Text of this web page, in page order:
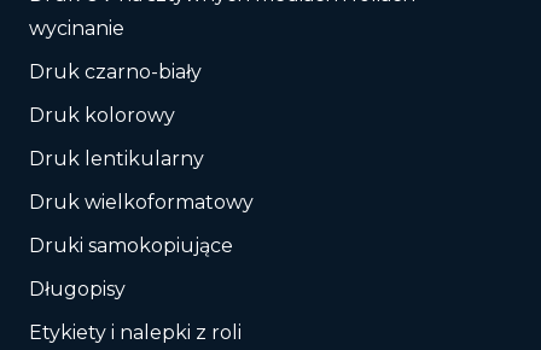
wycinanie
Druk czarno-biały
Druk kolorowy
Druk lentikularny
Druk wielkoformatowy
Druki samokopiujące
Długopisy
Etykiety i nalepki z roli